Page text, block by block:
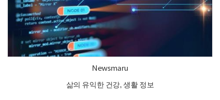
Newsmaru
삶의 유익한 건강, 생활 정보